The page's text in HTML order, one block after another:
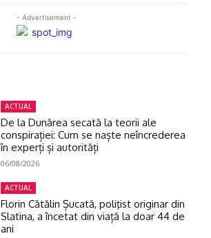
- Advertisement -
ACTUAL
De la Dunărea secată la teorii ale
conspirației: Cum se naște neîncrederea
în experți și autorități
06/08/2026
ACTUAL
Florin Cătălin Șucată, poliţist originar din
Slatina, a încetat din viață la doar 44 de
ani